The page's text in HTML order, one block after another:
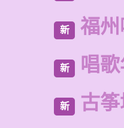
新 福
新 唱
新 古